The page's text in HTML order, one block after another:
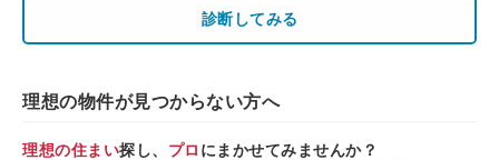
診断してみる
理想の物件が見つからない方へ
理想の住まい探し、 プロ にまかせてみませんか？